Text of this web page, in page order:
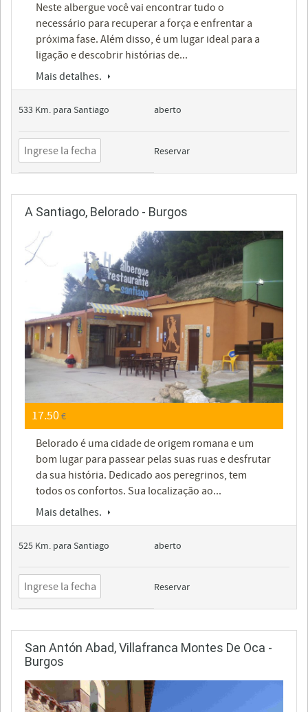
Neste albergue você vai encontrar tudo o
necessário para recuperar a força e enfrentar a
próxima fase. Além disso, é um lugar ideal para a
ligação e descobrir histórias de...
Mais detalhes.
533 Km. para Santiago aberto
Reservar
A Santiago, Belorado - Burgos
17.50€
Belorado é uma cidade de origem romana e um
bom lugar para passear pelas suas ruas e desfrutar
da sua história. Dedicado aos peregrinos, tem
todos os confortos. Sua localização ao...
Mais detalhes.
525 Km. para Santiago aberto
Reservar
San Antón Abad, Villafranca Montes De Oca -
Burgos